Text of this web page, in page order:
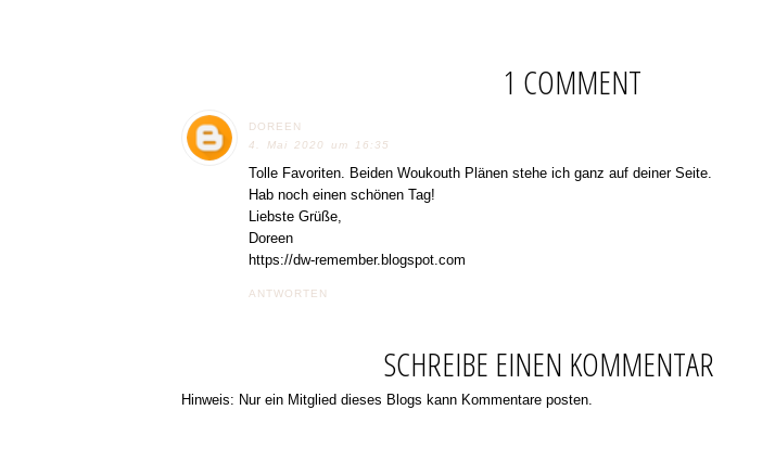
1 COMMENT
DOREEN
4. Mai 2020 um 16:35
Tolle Favoriten. Beiden Woukouth Plänen stehe ich ganz auf deiner Seite.
Hab noch einen schönen Tag!
Liebste Grüße,
Doreen
https://dw-remember.blogspot.com
ANTWORTEN
SCHREIBE EINEN KOMMENTAR
Hinweis: Nur ein Mitglied dieses Blogs kann Kommentare posten.